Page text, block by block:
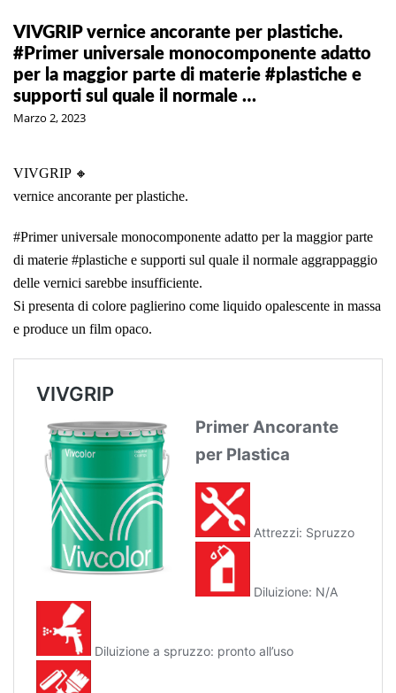
VIVGRIP vernice ancorante per plastiche.
#Primer universale monocomponente adatto
per la maggior parte di materie #plastiche e
supporti sul quale il normale …
Marzo 2, 2023
VIVGRIP 🔸
vernice ancorante per plastiche.
#Primer universale monocomponente adatto per la maggior parte
di materie #plastiche e supporti sul quale il normale aggrappaggio
delle vernici sarebbe insufficiente.
Si presenta di colore paglierino come liquido opalescente in massa
e produce un film opaco.